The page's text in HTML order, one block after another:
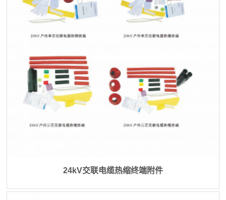
24kV交联电缆热缩终端附件